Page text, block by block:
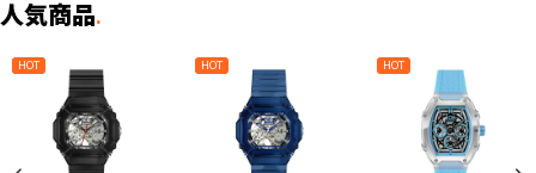
人気商品.